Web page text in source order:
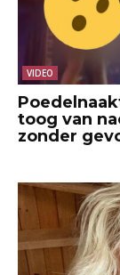
VIDEO
toog van
zonder